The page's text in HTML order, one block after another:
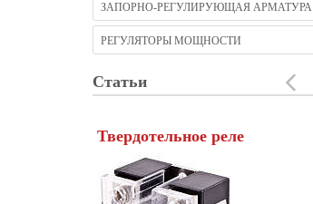
ЗАПОРНО-РЕГУЛИРУЮЩАЯ АРМАТУРА
РЕГУЛЯТОРЫ МОЩНОСТИ
Статьи
Твердотельное реле